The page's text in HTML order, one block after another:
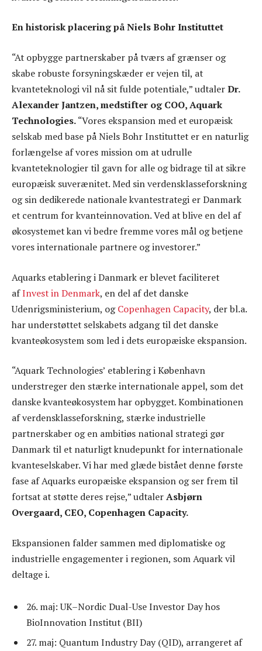
En historisk placering på Niels Bohr Instituttet
“At opbygge partnerskaber på tværs af grænser og
skabe robuste forsyningskæder er vejen til, at
kvanteteknologi vil nå sit fulde potentiale,” udtalerDr.
Alexander Jantzen, medstifter og COO, Aquark
Technologies.“Vores ekspansion med et europæisk
selskab med base på Niels Bohr Instituttet er en naturlig
forlængelse af vores mission om at udrulle
kvanteteknologier til gavn for alle og bidrage til at sikre
europæisk suverænitet. Med sin verdensklasseforskning
og sin dedikerede nationale kvantestrategi er Danmark
et centrum for kvanteinnovation. Ved at blive en del af
økosystemet kan vi bedre fremme vores mål og betjene
vores internationale partnere og investorer.”
Aquarks etablering i Danmark er blevet faciliteret
afInvest in Denmark, en del af det danske
Udenrigsministerium, ogCopenhagen Capacity, der bl.a.
har understøttet selskabets adgang til det danske
kvanteøkosystem som led i dets europæiske ekspansion.
“Aquark Technologies’ etablering i København
understreger den stærke internationale appel, som det
danske kvanteøkosystem har opbygget. Kombinationen
af verdensklasseforskning, stærke industrielle
partnerskaber og en ambitiøs national strategi gør
Danmark til et naturligt knudepunkt for internationale
kvanteselskaber. Vi har med glæde bistået denne første
fase af Aquarks europæiske ekspansion og ser frem til
fortsat at støtte deres rejse,” udtalerAsbjørn
Overgaard, CEO, Copenhagen Capacity.
Ekspansionen falder sammen med diplomatiske og
industrielle engagementer i regionen, som Aquark vil
deltage i.
26. maj: UK–Nordic Dual-Use Investor Day hos
BioInnovation Institut (BII)
27. maj: Quantum Industry Day (QID), arrangeret af